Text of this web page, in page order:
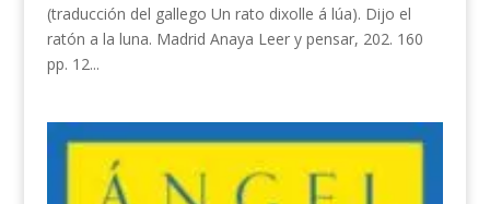
(traducción del gallego Un rato dixolle á lúa). Dijo el
ratón a la luna. Madrid Anaya Leer y pensar, 202. 160
pp. 12...